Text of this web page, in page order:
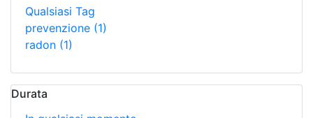
Qualsiasi Tag
prevenzione (1)
radon (1)
Durata